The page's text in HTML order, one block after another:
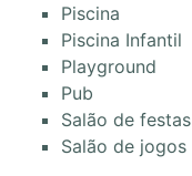
Piscina
Piscina Infantil
Playground
Pub
Salão de festas
Salão de jogos